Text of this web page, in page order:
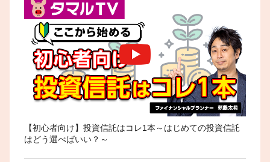
【初心者向け】投資信託はコレ1本～はじめての投資信託
はどう選べばいい？～